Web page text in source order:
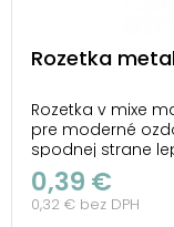
Rozetka
Rozetka v mixe
pre moderné
spodnej strane
pripevníte na
Šírka stuhy: 15
modrá, hnedá,
0,39 €
0,32 € bez DPH